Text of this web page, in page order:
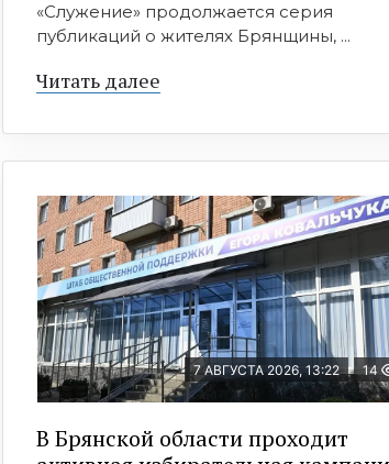
«Служение» продолжается серия
публикаций о жителях Брянщины, ...
Читать далее
7 АВГУСТА 2026, 13:22 14
В Брянской области проходит